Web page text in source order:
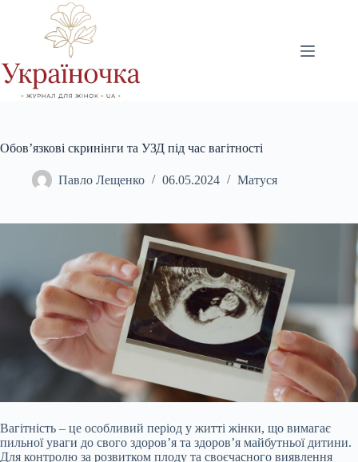
Обов’язкові скринінги та УЗД під час вагітності
Павло Лещенко 06.05.2024 Матуся
Вагітність – це особливий період у житті жінки, що вимагає
пильної уваги до свого здоров’я та здоров’я майбутньої дитини.
Для контролю за розвитком плоду та своєчасного виявлення